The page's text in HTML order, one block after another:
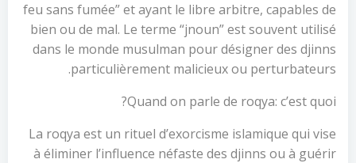
feu sans fumée” et ayant le libre arbitre, capables de
bien ou de mal. Le terme “jnoun” est souvent utilisé
dans le monde musulman pour désigner des djinns
particulièrement malicieux ou perturbateurs.
Quand on parle de roqya: c’est quoi?
La roqya est un rituel d’exorcisme islamique qui vise
à éliminer l’influence néfaste des djinns ou à guérir